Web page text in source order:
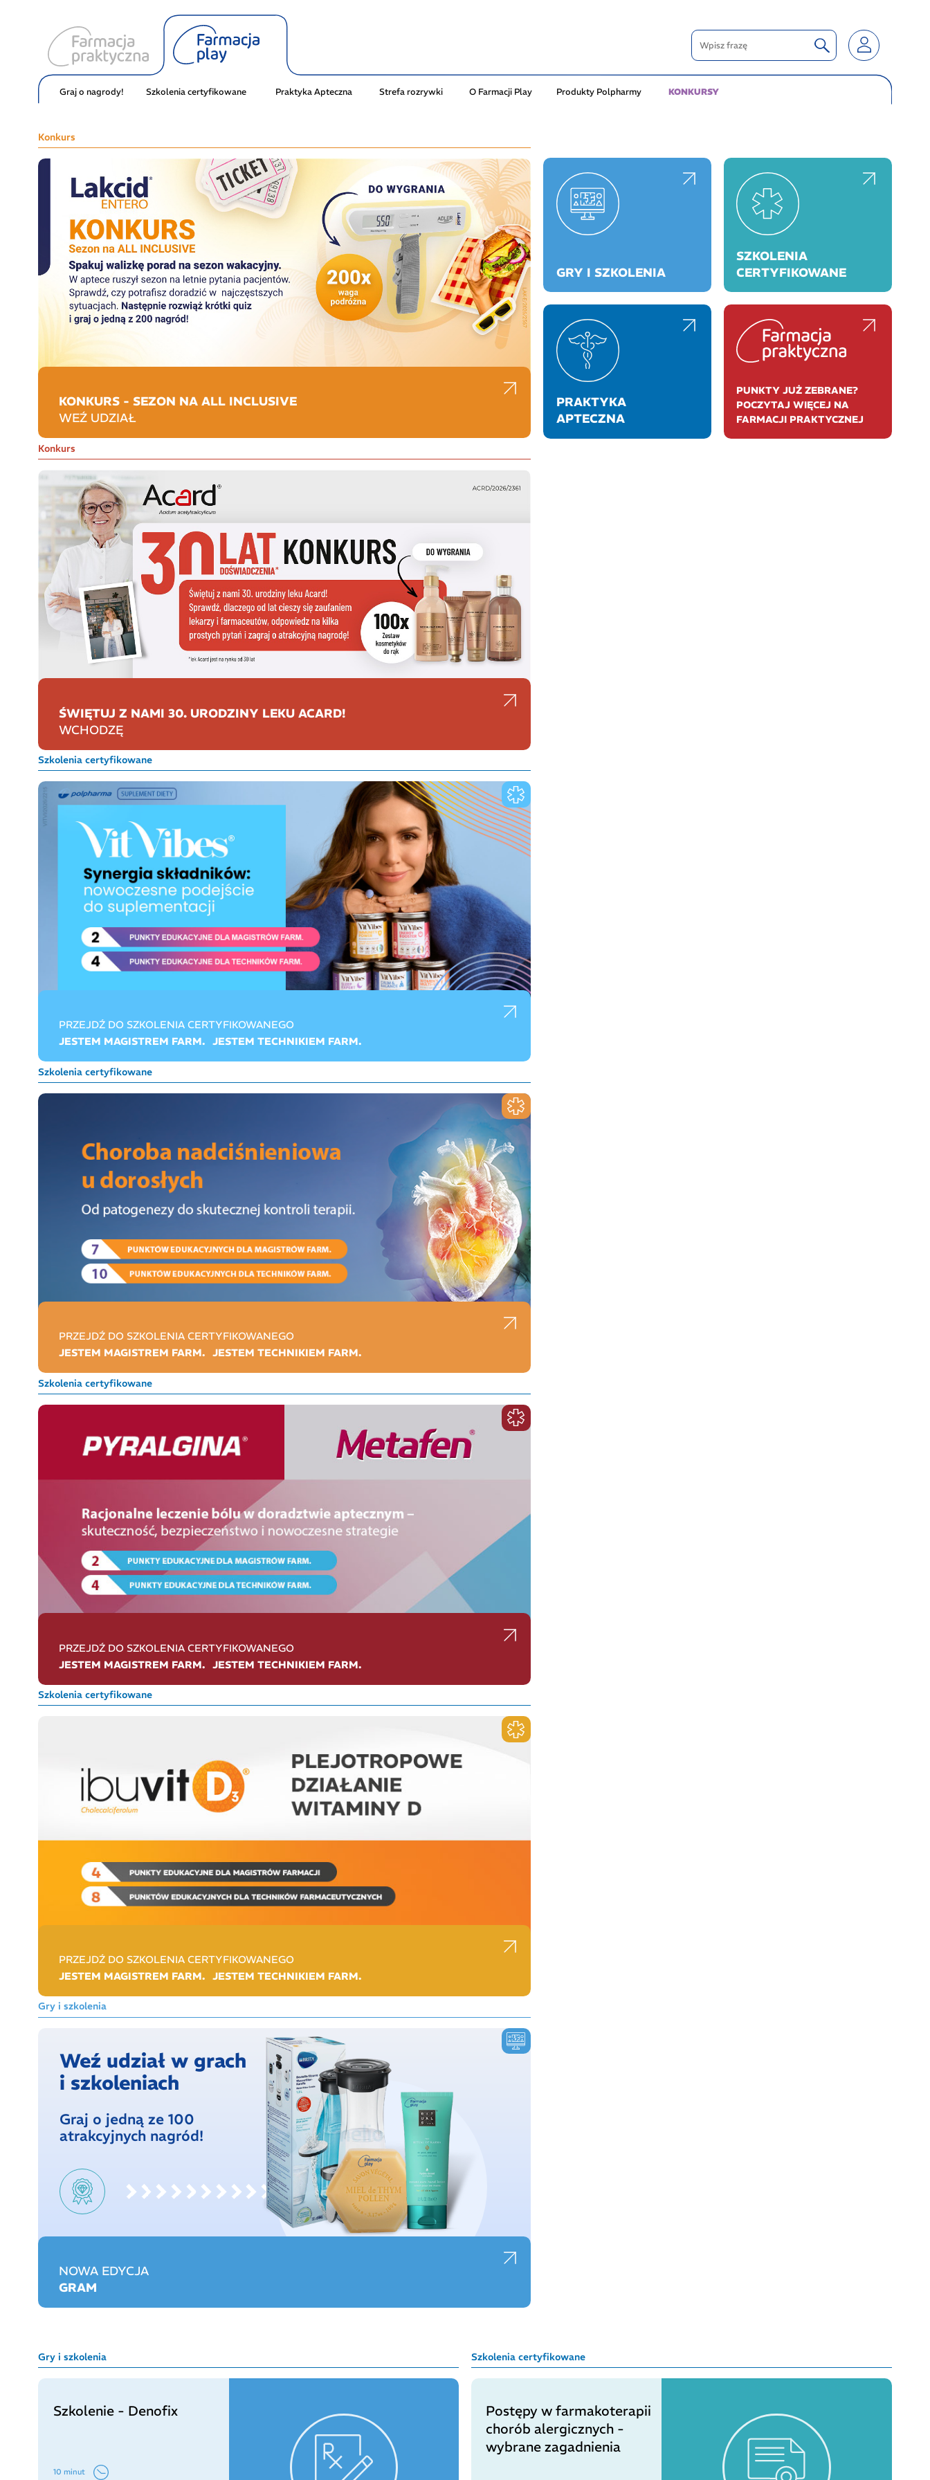
Graj o nagrody! Szkolenia certyfikowane Praktyka Apteczna Strefa rozrywki O Farmacji Play Produkty Polpharmy KONKURSY
Konkurs
KONKURS - SEZON NA ALL INCLUSIVE
WEŹ UDZIAŁ
Konkurs
ŚWIĘTUJ Z NAMI 30. URODZINY LEKU ACARD!
WCHODZĘ
Szkolenia certyfikowane
PRZEJDŹ DO SZKOLENIA CERTYFIKOWANEGO
JESTEM MAGISTREM FARM.
JESTEM TECHNIKIEM FARM.
Szkolenia certyfikowane
PRZEJDŹ DO SZKOLENIA CERTYFIKOWANEGO
JESTEM MAGISTREM FARM.
JESTEM TECHNIKIEM FARM.
Szkolenia certyfikowane
PRZEJDŹ DO SZKOLENIA CERTYFIKOWANEGO
JESTEM MAGISTREM FARM.
JESTEM TECHNIKIEM FARM.
Szkolenia certyfikowane
PRZEJDŹ DO SZKOLENIA CERTYFIKOWANEGO
JESTEM MAGISTREM FARM.
JESTEM TECHNIKIEM FARM.
Gry i szkolenia
Weź udział w grach
i szkoleniach
Graj o jedną ze 100
atrakcyjnych nagród!
NOWA EDYCJA
GRAM
GRY I SZKOLENIA
SZKOLENIA
CERTYFIKOWANE
PRAKTYKA
APTECZNA
PUNKTY JUŻ ZEBRANE?
POCZYTAJ WIĘCEJ NA
FARMACJI PRAKTYCZNEJ
Gry i szkolenia
Szkolenie - Denofix
10 minut
Szkolenia certyfikowane
Postępy w farmakoterapii
chorób alergicznych -
wybrane zagadnienia